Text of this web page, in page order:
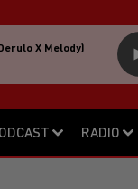
RADIO
X Melody)